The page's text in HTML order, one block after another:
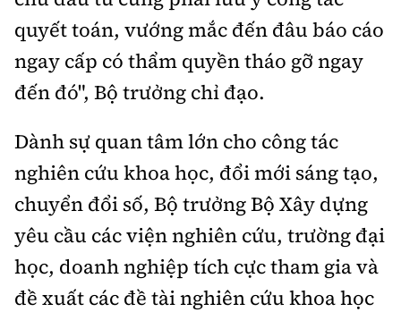
quyết toán, vướng mắc đến đâu báo cáo
ngay cấp có thẩm quyền tháo gỡ ngay
đến đó", Bộ trưởng chỉ đạo.
Dành sự quan tâm lớn cho công tác
nghiên cứu khoa học, đổi mới sáng tạo,
chuyển đổi số, Bộ trưởng Bộ Xây dựng
yêu cầu các viện nghiên cứu, trường đại
học, doanh nghiệp tích cực tham gia và
đề xuất các đề tài nghiên cứu khoa học